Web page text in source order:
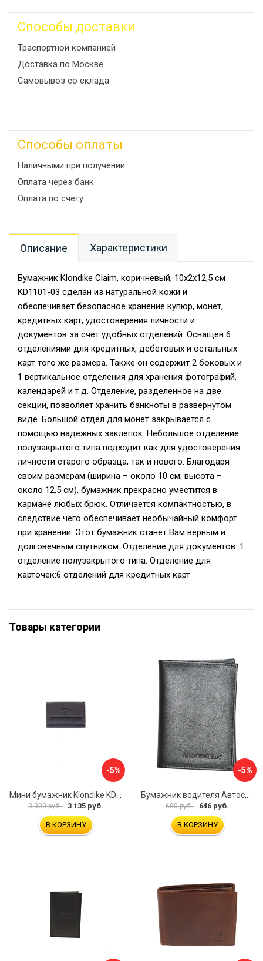
Способы доставки
Траспортной компанией
Доставка по Москве
Самовывоз со склада
Способы оплаты
Наличными при получении
Оплата через банк
Оплата по счету
Описание Характеристики
Бумажник Klondike Claim, коричневый, 10х2х12,5 см
KD1101-03 сделан из натуральной кожи и
обеспечивает безопасное хранение купюр, монет,
кредитных карт, удостоверения личности и
документов за счет удобных отделений. Оснащен 6
отделениями для кредитных, дебетовых и остальных
карт того же размера. Также он содержит 2 боковых и
1 вертикальное отделения для хранения фотографий,
календарей и т.д. Отделение, разделенное на две
секции, позволяет хранить банкноты в развернутом
виде. Большой отдел для монет закрывается с
помощью надежных заклепок. Небольшое отделение
полузакрытого типа подходит как для удостоверения
личности старого образца, так и нового. Благодаря
своим размерам (ширина – около 10 см; высота –
около 12,5 см), бумажник прекрасно уместится в
кармане любых брюк. Отличается компактностью, в
следствие чего обеспечивает необычайный комфорт
при хранении. Этот бумажник станет Вам верным и
долговечным спутником. Отделение для документов: 1
отделение полузакрытого типа. Отделение для
карточек:6 отделений для кредитных карт
Товары категории
-5%
3 300 руб. 3 135 руб.
В КОРЗИНУ
-5%
680 руб. 646 руб.
В КОРЗИНУ